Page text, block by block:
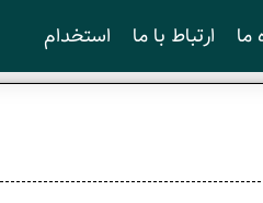
ما ارتباط با ما استخدام